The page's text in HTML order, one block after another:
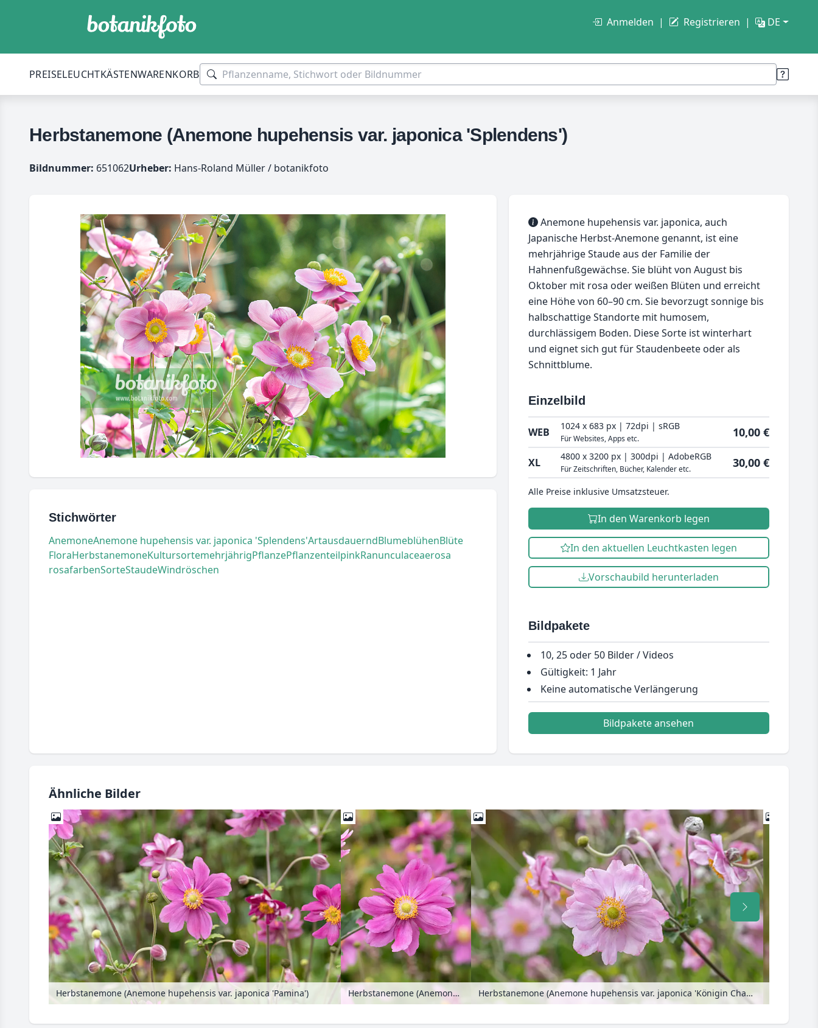
Anmelden Registrieren DE
PREISELEUCHTKÄSTENWARENKORB
Herbstanemone (Anemone hupehensis var. japonica 'Splendens')
Bildnummer: 651062Urheber: Hans-Roland Müller / botanikfoto
Stichwörter
AnemoneAnemone hupehensis var. japonica 'Splendens'ArtausdauerndBlumeblühenBlüte
FloraHerbstanemoneKultursortemehrjährigPflanzePflanzenteilpinkRanunculaceaerosa
rosafarbenSorteStaudeWindröschen
Anemone hupehensis var. japonica, auch
Japanische Herbst-Anemone genannt, ist eine
mehrjährige Staude aus der Familie der
Hahnenfußgewächse. Sie blüht von August bis
Oktober mit rosa oder weißen Blüten und erreicht
eine Höhe von 60–90 cm. Sie bevorzugt sonnige bis
halbschattige Standorte mit humosem,
durchlässigem Boden. Diese Sorte ist winterhart
und eignet sich gut für Staudenbeete oder als
Schnittblume.
Einzelbild
WEB 1024 x 683 px | 72dpi | sRGB
Für Websites, Apps etc. 10,00 €
XL 4800 x 3200 px | 300dpi | AdobeRGB
Für Zeitschriften, Bücher, Kalender etc. 30,00 €
Alle Preise inklusive Umsatzsteuer.
In den Warenkorb legen
In den aktuellen Leuchtkasten legen
Vorschaubild herunterladen
Bildpakete
10, 25 oder 50 Bilder / Videos
Gültigkeit: 1 Jahr
Keine automatische Verlängerung
Bildpakete ansehen
Ähnliche Bilder
Herbstanemone (Anemone hupehensis var. japonica 'Pamina') Herbstanemone (Anemone hupehensis var. japonica 'Pamina') Herbstanemone (Anemone hupehensis var. japonica 'Königin Charlotte')